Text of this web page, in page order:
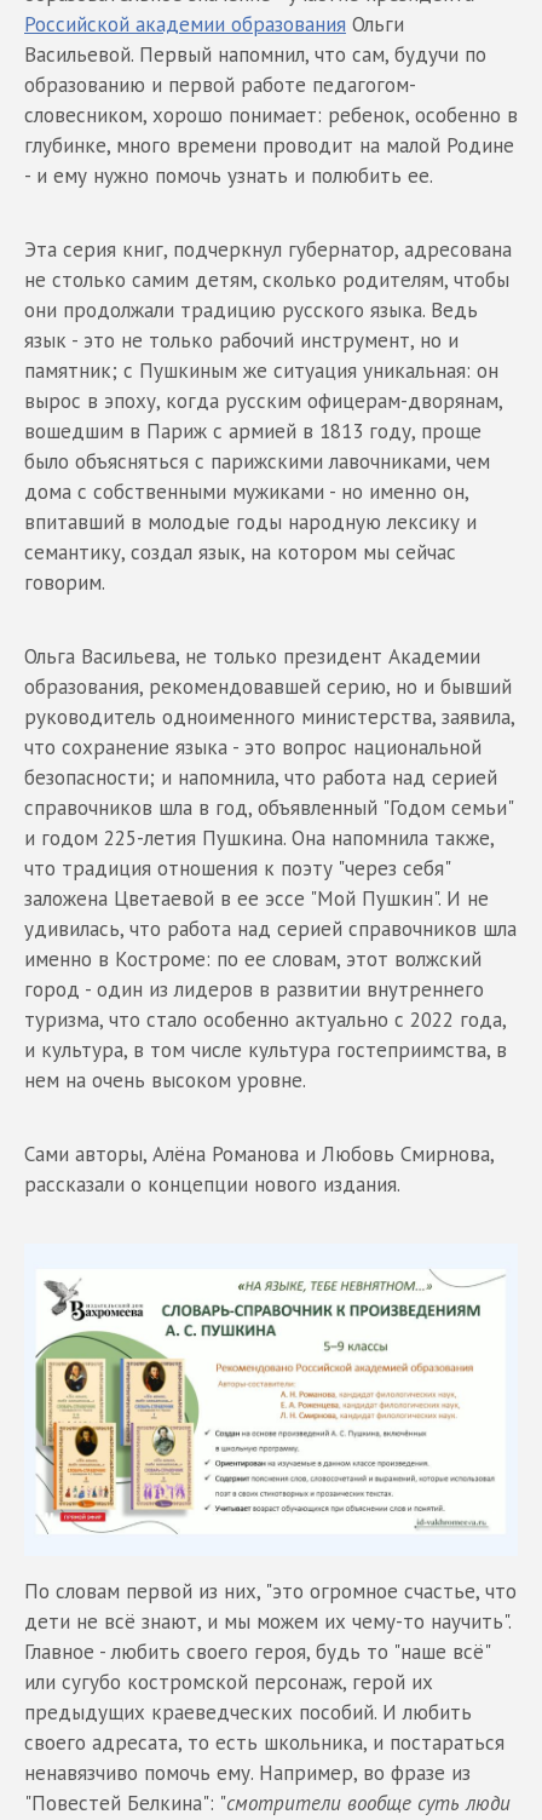
Российской академии образования Ольги
Васильевой. Первый напомнил, что сам, будучи по
образованию и первой работе педагогом-
словесником, хорошо понимает: ребенок, особенно в
глубинке, много времени проводит на малой Родине
- и ему нужно помочь узнать и полюбить ее.
Эта серия книг, подчеркнул губернатор, адресована
не столько самим детям, сколько родителям, чтобы
они продолжали традицию русского языка. Ведь
язык - это не только рабочий инструмент, но и
памятник; с Пушкиным же ситуация уникальная: он
вырос в эпоху, когда русским офицерам-дворянам,
вошедшим в Париж с армией в 1813 году, проще
было объясняться с парижскими лавочниками, чем
дома с собственными мужиками - но именно он,
впитавший в молодые годы народную лексику и
семантику, создал язык, на котором мы сейчас
говорим.
Ольга Васильева, не только президент Академии
образования, рекомендовавшей серию, но и бывший
руководитель одноименного министерства, заявила,
что сохранение языка - это вопрос национальной
безопасности; и напомнила, что работа над серией
справочников шла в год, объявленный "Годом семьи"
и годом 225-летия Пушкина. Она напомнила также,
что традиция отношения к поэту "через себя"
заложена Цветаевой в ее эссе "Мой Пушкин". И не
удивилась, что работа над серией справочников шла
именно в Костроме: по ее словам, этот волжский
город - один из лидеров в развитии внутреннего
туризма, что стало особенно актуально с 2022 года,
и культура, в том числе культура гостеприимства, в
нем на очень высоком уровне.
Сами авторы, Алёна Романова и Любовь Смирнова,
рассказали о концепции нового издания.
По словам первой из них, "это огромное счастье, что
дети не всё знают, и мы можем их чему-то научить".
Главное - любить своего героя, будь то "наше всё"
или сугубо костромской персонаж, герой их
предыдущих краеведческих пособий. И любить
своего адресата, то есть школьника, и постараться
ненавязчиво помочь ему. Например, во фразе из
"Повестей Белкина": "смотрители вообще суть люди